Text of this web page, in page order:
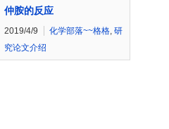
仲胺的反应
2019/4/9 化学部落~~格格, 研
究论文介绍